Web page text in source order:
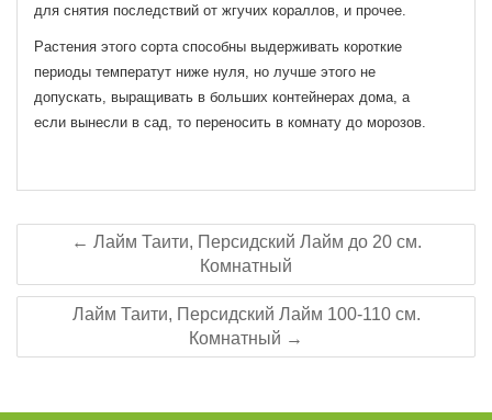
для снятия последствий от жгучих кораллов, и прочее.
Растения этого сорта способны выдерживать короткие
периоды температут ниже нуля, но лучше этого не
допускать, выращивать в больших контейнерах дома, а
если вынесли в сад, то переносить в комнату до морозов.
← Лайм Таити, Персидский Лайм до 20 см.
Комнатный
Лайм Таити, Персидский Лайм 100-110 см.
Комнатный →